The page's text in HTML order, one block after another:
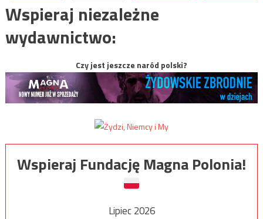
Wspieraj niezależne
wydawnictwo:
Czy jest jeszcze naród polski?
Wspieraj Fundację Magna Polonia!
Lipiec 2026